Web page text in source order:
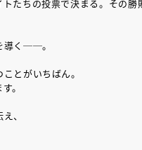
たちの投票で決まる。その勝
導く──。
とがいちばん。
。
、